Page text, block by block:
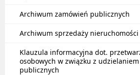
Archiwum zamówień publicznych
Archiwum sprzedaży nieruchomości
Klauzula informacyjna dot.
osobowych w związku z
publicznych